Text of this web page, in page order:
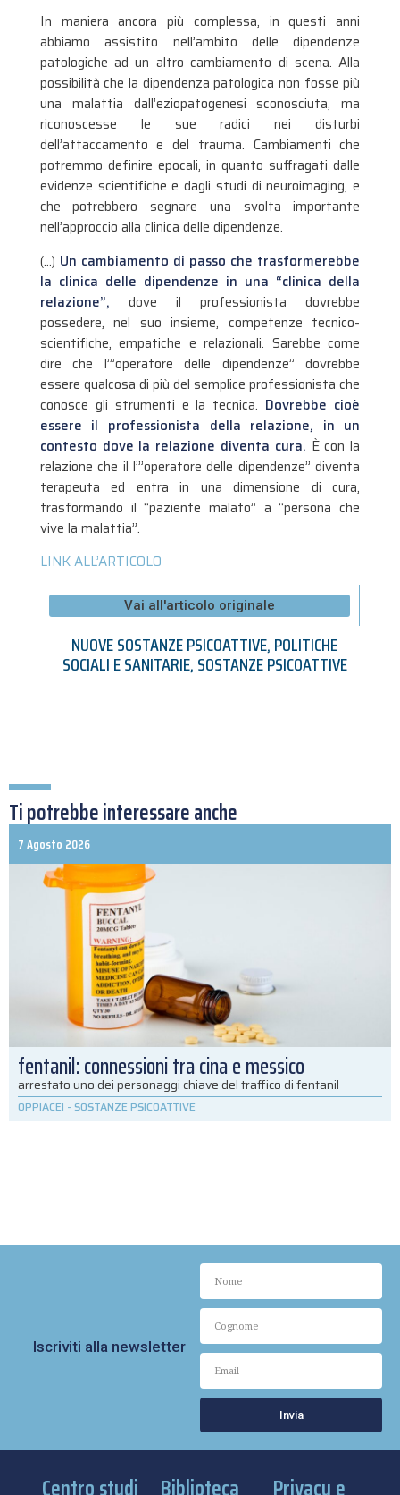
In maniera ancora più complessa, in questi anni
abbiamo assistito nell’ambito delle dipendenze
patologiche ad un altro cambiamento di scena. Alla
possibilità che la dipendenza patologica non fosse più
una malattia dall’eziopatogenesi sconosciuta, ma
riconoscesse le sue radici nei disturbi
dell’attaccamento e del trauma. Cambiamenti che
potremmo definire epocali, in quanto suffragati dalle
evidenze scientifiche e dagli studi di neuroimaging, e
che potrebbero segnare una svolta importante
nell’approccio alla clinica delle dipendenze.
(…) Un cambiamento di passo che trasformerebbe
la clinica delle dipendenze in una “clinica della
relazione”, dove il professionista dovrebbe
possedere, nel suo insieme, competenze tecnico-
scientifiche, empatiche e relazionali. Sarebbe come
dire che l’”operatore delle dipendenze” dovrebbe
essere qualcosa di più del semplice professionista che
conosce gli strumenti e la tecnica. Dovrebbe cioè
essere il professionista della relazione, in un
contesto dove la relazione diventa cura. È con la
relazione che il l’”operatore delle dipendenze” diventa
terapeuta ed entra in una dimensione di cura,
trasformando il “paziente malato” a “persona che
vive la malattia”.
LINK ALL’ARTICOLO
Vai all'articolo originale
NUOVE SOSTANZE PSICOATTIVE,POLITICHE
SOCIALI E SANITARIE,SOSTANZE PSICOATTIVE
Ti potrebbe interessare anche
7 Agosto 2026
fentanil: connessioni tra cina e messico
arrestato uno dei personaggi chiave del traffico di fentanil
OPPIACEI - SOSTANZE PSICOATTIVE
Iscriviti alla newsletter
Invia